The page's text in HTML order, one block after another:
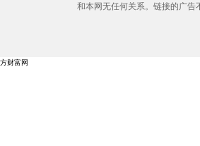
和本网无任何关系。链接的广告
方财富网